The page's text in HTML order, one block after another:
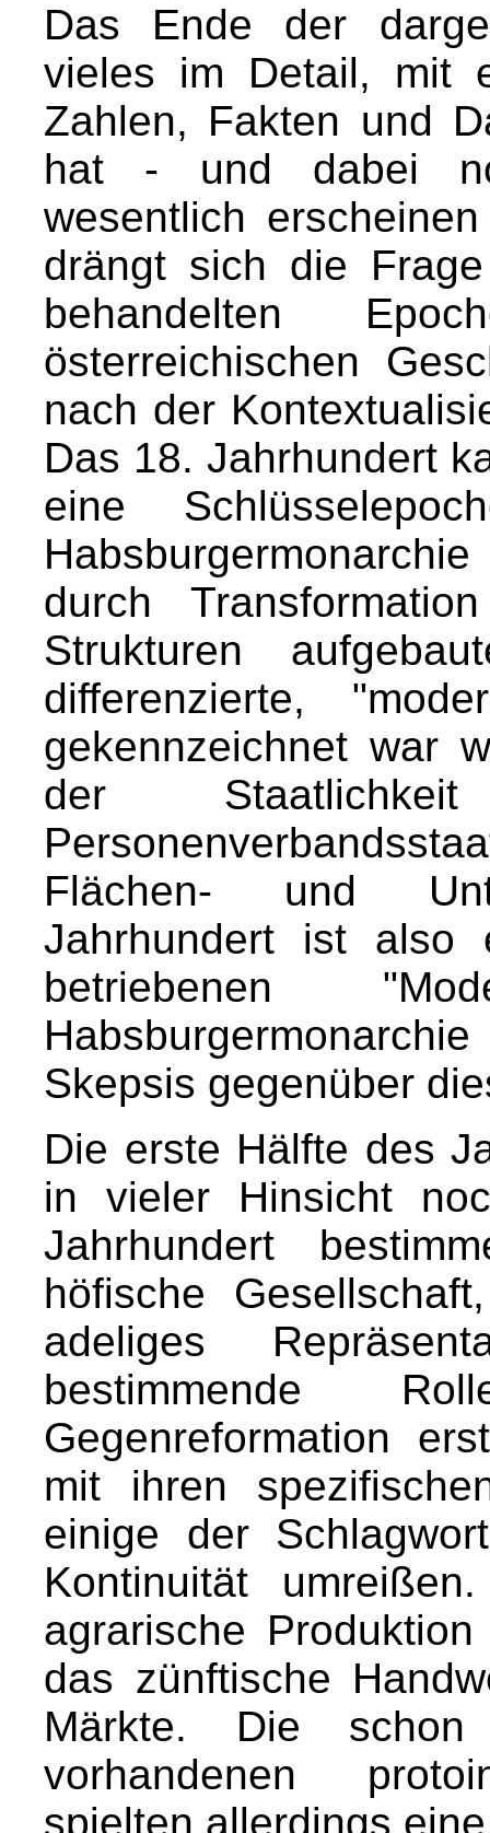
Das Ende der
vieles im Detail, mit
Zahlen, Fakten und
hat - und dabei
wesentlich
drängt sich die
behandelten
österreichischen
nach der
Das 18. Jahrhundert
eine
durch
Strukturen
differenzierte,
gekennzeichnet war
der
Flächen- und
Jahrhundert ist also
betriebenen
Skepsis gegenüber
Die erste Hälfte des
in vieler Hinsicht
Jahrhundert
höfische
adeliges
bestimmende
Gegenreformation
mit ihren
einige der
Kontinuität
agrarische
das zünftische
Märkte. Die
vorhandenen
spielten allerdings